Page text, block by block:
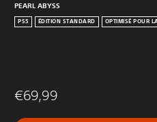
PEARL ABYSS
PS5 ÉDITION STANDARD OPTIMISÉ POUR
€69,99